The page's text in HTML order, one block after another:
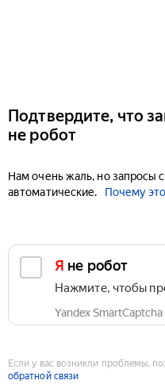
Подтвердите, что
не робот
Нам очень жаль, но запросы
автоматические.
Почему
Я не робот
Нажмите, чтобы
Yandex SmartCaptcha
Если у вас возникли проблемы,
обратной связи